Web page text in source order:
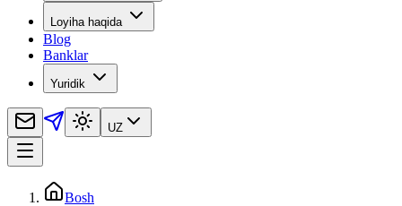
Loyiha haqida
Blog
Banklar
Yuridik
UZ
Bosh